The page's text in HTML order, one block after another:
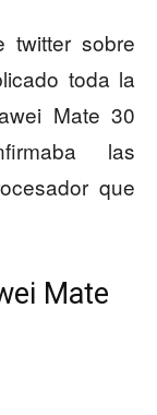
twitter sobre
toda la
Mate 30
las
que
Mate